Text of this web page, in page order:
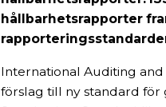
hållbarhetsrapporter
International Auditing
förslag till ny standard